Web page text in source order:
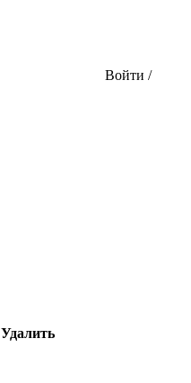
Войти /
Удалить